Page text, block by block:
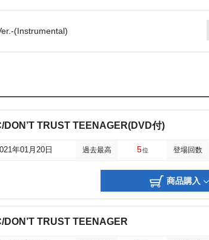
(Instrumental)
DON’T TRUST TEENAGER(DVD付)
年01月20日 過去最高 5位 登場回数
商品購入
DON’T TRUST TEENAGER